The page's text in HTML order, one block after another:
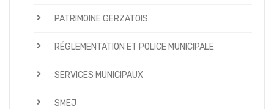
PATRIMOINE GERZATOIS
RÉGLEMENTATION ET POLICE MUNICIPALE
SERVICES MUNICIPAUX
SMEJ